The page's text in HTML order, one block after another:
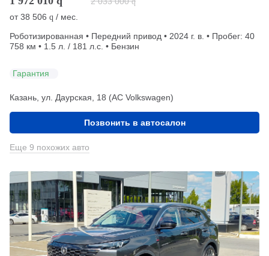
от38 506 q / мес.
Роботизированная • Передний привод • 2024 г. в. • Пробег: 40
758 км • 1.5 л. / 181 л.с. • Бензин
Гарантия
Казань, ул. Даурская, 18 (АС Volkswagen)
Позвонить в автосалон
Еще 9 похожих авто